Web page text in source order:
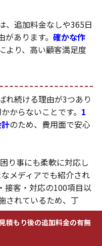
、追加料金なしや365日
あります。 確かな作
より、高い顧客満足度
れ続ける理由が3つあり
からないことです。 1
のため、費用面で安心
り事にも柔軟に対応し
メディアでも紹介され
接客・対応の100項目以
されているため、丁
積もり後の追加料金の有無